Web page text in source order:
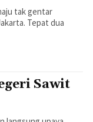
tak gentar
dua
Sawit